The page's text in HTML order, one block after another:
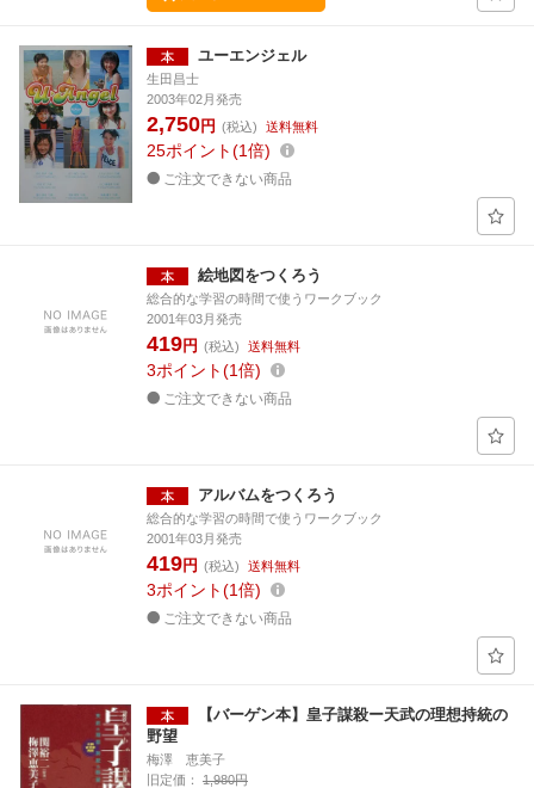
ユーエンジェル
生田昌士
2003年02月発売
2,750円 (税込) 送料無料
25ポイント 1倍
ご注文できない商品
絵地図をつくろう
総合的な学習の時間で使うワークブック
2001年03月発売
419円 (税込) 送料無料
3ポイント 1倍
ご注文できない商品
アルバムをつくろう
総合的な学習の時間で使うワークブック
2001年03月発売
419円 (税込) 送料無料
3ポイント 1倍
ご注文できない商品
【バーゲン本】皇子謀殺ー天武の理想持統の
野望
梅澤 恵美子
旧定価：
1,980円